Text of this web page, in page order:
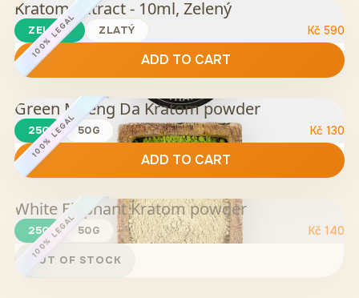
100% LEGAL
Kratom Extract - 10ml, Zelený
ZELENÝ ZLATÝ Kč 590
ADD TO CART
100% LEGAL
Green Maeng Da Kratom powder
25G 50G Kč 130
ADD TO CART
100% LEGAL
White Elephant Kratom powder
25G 50G Kč 140
OUT OF STOCK